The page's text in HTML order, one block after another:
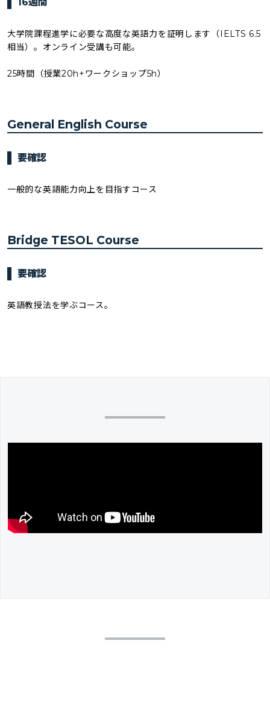
大学院課程進学に必要な高度な英語力を証明します（IELTS 6.5
相当）。オンライン受講も可能。
25時間（授業20h+ワークショップ5h）
General English Course
要確認
一般的な英語能力向上を目指すコース
Bridge TESOL Course
要確認
英語教授法を学ぶコース。